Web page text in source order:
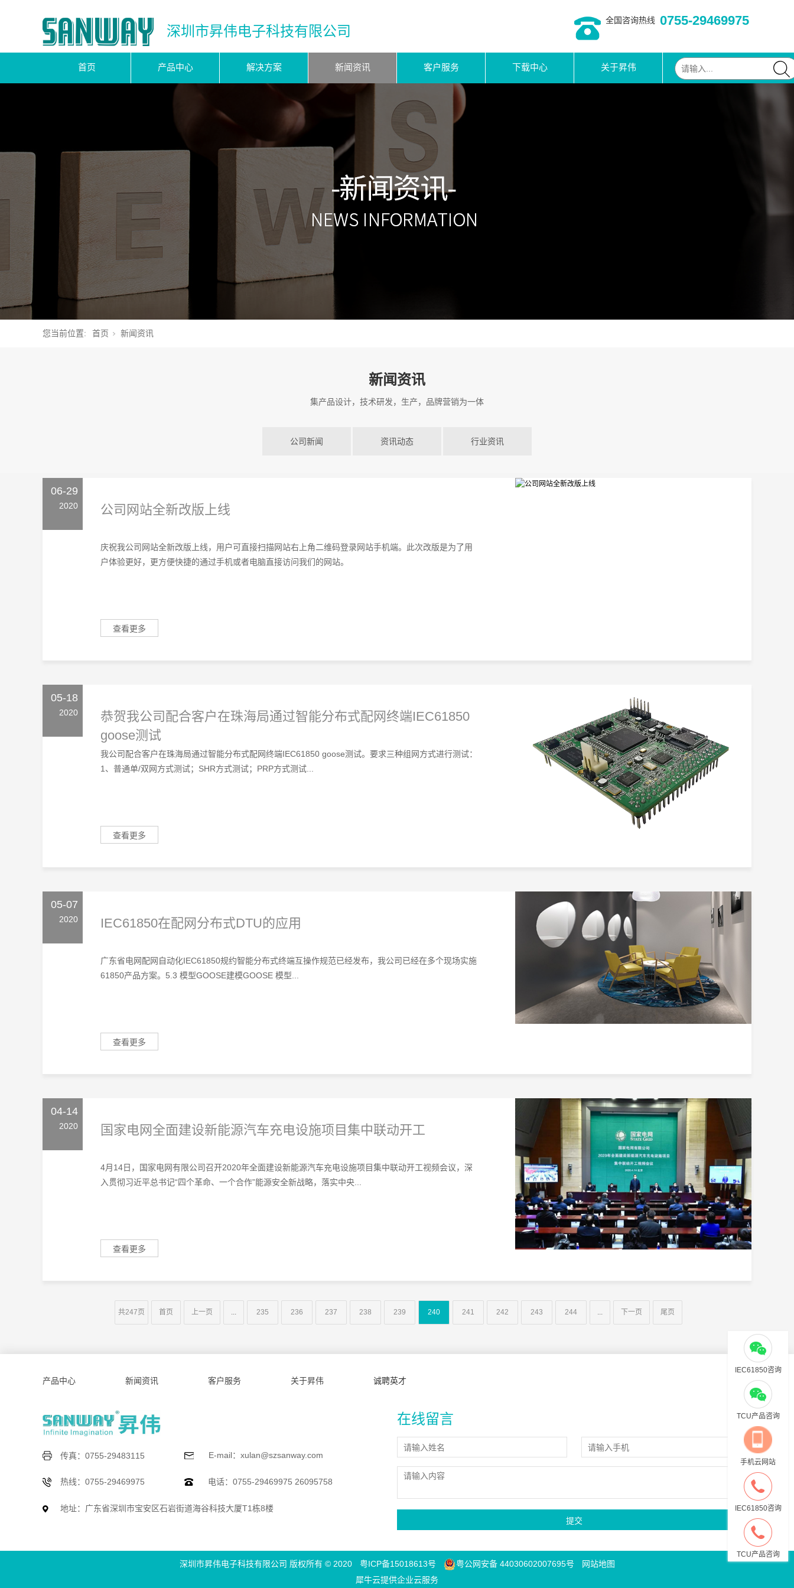
深圳市昇伟电子科技有限公司
全国咨询热线 0755-29469975
首页 产品中心 解决方案 新闻资讯 客户服务 下载中心 关于昇伟
您当前位置: 首页 新闻资讯
新闻资讯
集产品设计，技术研发，生产，品牌营销为一体
公司新闻 资讯动态 行业资讯
06-29
2020 公司网站全新改版上线
庆祝我公司网站全新改版上线，用户可直接扫描网站右上角二维码登录网站手机端。此次改版是为了用
户体验更好，更方便快捷的通过手机或者电脑直接访问我们的网站。
查看更多
05-18
2020
恭贺我公司配合客户在珠海局通过智能分布式配网终端IEC61850
goose测试
我公司配合客户在珠海局通过智能分布式配网终端IEC61850 goose测试。要求三种组网方式进行测试：
1、普通单/双网方式测试；SHR方式测试；PRP方式测试...
查看更多
05-07
2020 IEC61850在配网分布式DTU的应用
广东省电网配网自动化IEC61850规约智能分布式终端互操作规范已经发布，我公司已经在多个现场实施
61850产品方案。5.3 模型GOOSE建模GOOSE 模型...
查看更多
04-14
2020 国家电网全面建设新能源汽车充电设施项目集中联动开工
4月14日，国家电网有限公司召开2020年全面建设新能源汽车充电设施项目集中联动开工视频会议，深
入贯彻习近平总书记“四个革命、一个合作”能源安全新战略，落实中央...
查看更多
共247页 首页 上一页 ... 235 236 237 238 239 240 241 242 243 244 ... 下一页 尾页
产品中心 新闻资讯 客户服务 关于昇伟 诚聘英才
传真：0755-29483115 E-mail：xulan@szsanway.com
热线：0755-29469975 电话：0755-29469975 26095758
地址：广东省深圳市宝安区石岩街道海谷科技大厦T1栋8楼
在线留言
深圳市昇伟电子科技有限公司 版权所有 © 2020 粤ICP备15018613号 粤公网安备 44030602007695号
网站地图
犀牛云提供企业云服务
IEC61850咨询
TCU产品咨询
手机云网站
IEC61850咨询
TCU产品咨询